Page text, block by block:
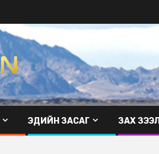
ЭДИЙН ЗАСАГ ЗАХ ЗЭЭЛ